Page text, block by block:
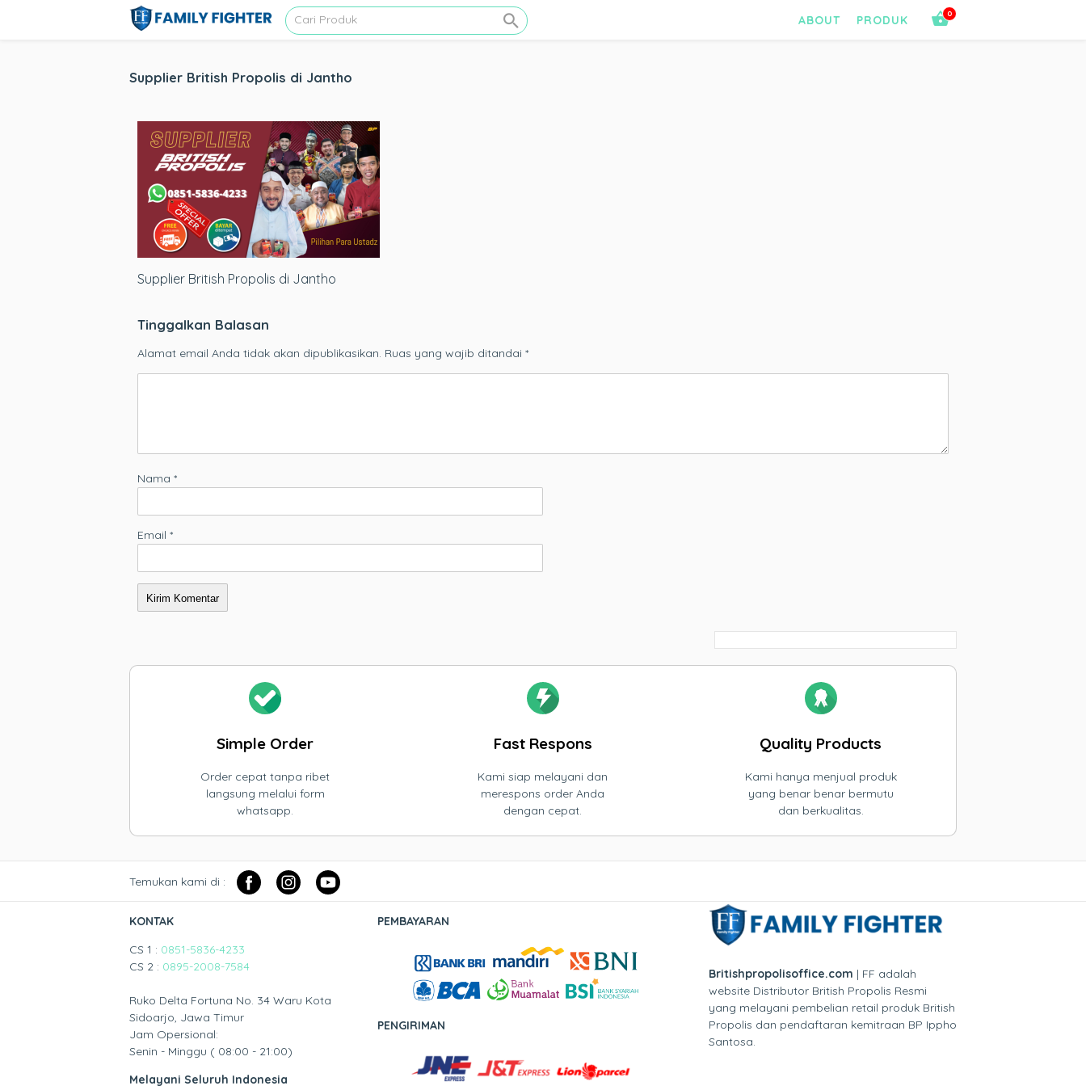
0
ABOUT PRODUK
Supplier British Propolis di Jantho
Supplier British Propolis di Jantho
Tinggalkan Balasan
Alamat email Anda tidak akan dipublikasikan. Ruas yang wajib ditandai *
Nama *
Email *
Simple Order
Order cepat tanpa ribet
langsung melalui form
whatsapp.
Fast Respons
Kami siap melayani dan
merespons order Anda
dengan cepat.
Quality Products
Kami hanya menjual produk
yang benar benar bermutu
dan berkualitas.
Temukan kami di :
KONTAK
CS 1 : 0851-5836-4233
CS 2 : 0895-2008-7584
Ruko Delta Fortuna No. 34 Waru Kota
Sidoarjo, Jawa Timur
Jam Opersional:
Senin - Minggu ( 08:00 - 21:00)
Melayani Seluruh Indonesia
PEMBAYARAN
PENGIRIMAN
Britishpropolisoffice.com | FF adalah
website Distributor British Propolis Resmi
yang melayani pembelian retail produk British
Propolis dan pendaftaran kemitraan BP Ippho
Santosa.